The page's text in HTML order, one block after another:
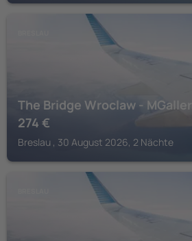
The Bridge Wroclaw - MGallery
274 €
Breslau , 30 August 2026, 2 Nächte